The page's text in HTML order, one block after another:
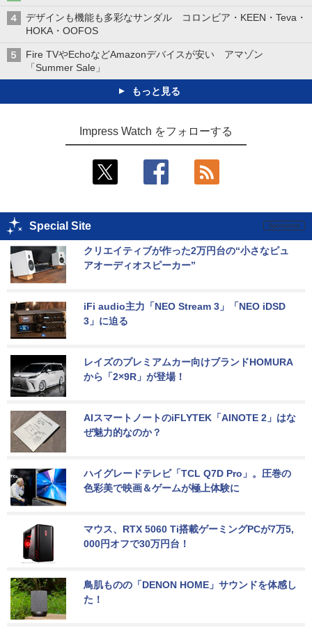
デザインも機能も多彩なサンダル コロンビア・KEEN・Teva・
HOKA・OOFOS
Fire TVやEchoなどAmazonデバイスが安い アマゾン
「Summer Sale」
もっと見る
Impress Watch をフォローする
Special Site
クリエイティブが作った2万円台の“小さなピュ
アオーディオスピーカー”
iFi audio主力「NEO Stream 3」「NEO iDSD
3」に迫る
レイズのプレミアムカー向けブランドHOMURA
から「2×9R」が登場！
AIスマートノートのiFLYTEK「AINOTE 2」はな
ぜ魅力的なのか？
ハイグレードテレビ「TCL Q7D Pro」。圧巻の
色彩美で映画＆ゲームが極上体験に
マウス、RTX 5060 Ti搭載ゲーミングPCが7万5,
000円オフで30万円台！
鳥肌ものの「DENON HOME」サウンドを体感し
た！